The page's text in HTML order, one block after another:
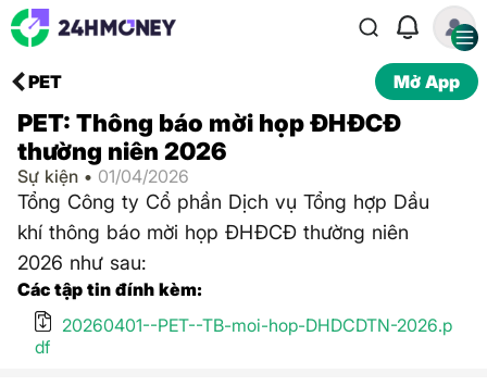
PET Mở App
PET: Thông báo mời họp ĐHĐCĐ
thường niên 2026
Sự kiện • 01/04/2026
Tổng Công ty Cổ phần Dịch vụ Tổng hợp Dầu
khí thông báo mời họp ĐHĐCĐ thường niên
2026 như sau:
Các tập tin đính kèm:
20260401--PET--TB-moi-hop-DHDCDTN-2026.p
df